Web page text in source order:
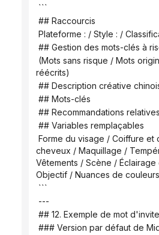
```
## Raccourcis
Plateforme : / Style : /
## Gestion des mots-clés à
réécrits)
## Description créative
## Mots-clés
## Recommandations
## Variables remplaçables
cheveux / Maquillage /
Vêtements / Scène /
Objectif / Nuances de couleurs
```
---
## 12. Exemple de mot
### Version par défaut de